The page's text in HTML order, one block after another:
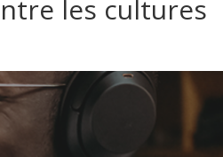
les cultures